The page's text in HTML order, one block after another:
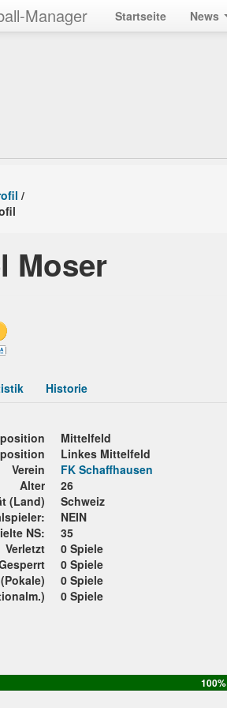
Manager Startseite News
/
Moser
Historie
Mittelfeld
Linkes Mittelfeld
Verein
FK Schaffhausen
Alter
26
(Land)
Schweiz
NEIN
NS:
35
Verletzt
0 Spiele
0 Spiele
0 Spiele
0 Spiele
100%